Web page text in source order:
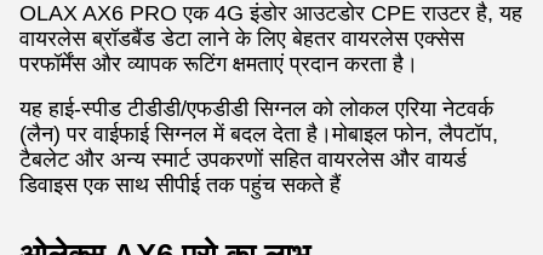
OLAX AX6 PRO एक 4G इंडोर आउटडोर CPE राउटर है, यह
वायरलेस ब्रॉडबैंड डेटा लाने के लिए बेहतर वायरलेस एक्सेस
परफॉर्मेंस और व्यापक रूटिंग क्षमताएं प्रदान करता है।
यह हाई-स्पीड टीडीडी/एफडीडी सिग्नल को लोकल एरिया नेटवर्क
(लैन) पर वाईफाई सिग्नल में बदल देता है।मोबाइल फोन, लैपटॉप,
टैबलेट और अन्य स्मार्ट उपकरणों सहित वायरलेस और वायर्ड
डिवाइस एक साथ सीपीई तक पहुंच सकते हैं